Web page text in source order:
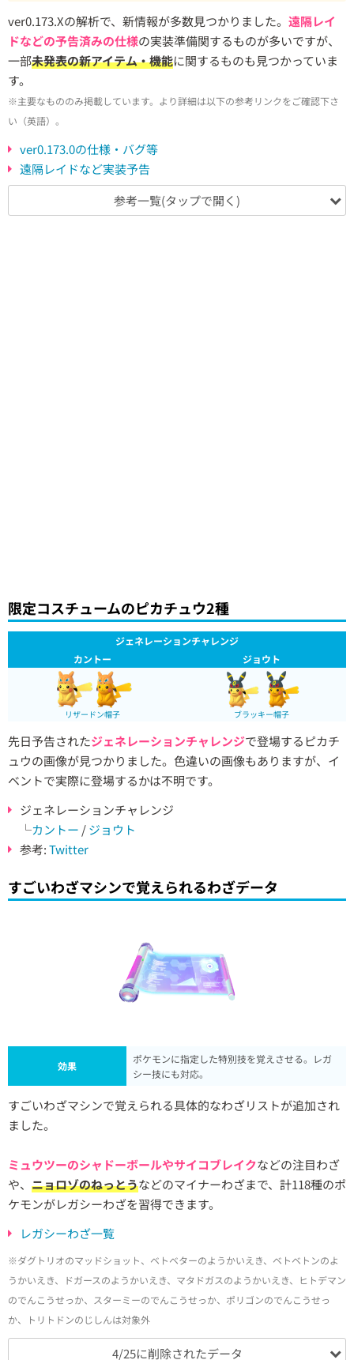
ver0.173.Xの解析で、新情報が多数見つかりました。 遠隔レイ
ドなどの予告済みの仕様の実装準備関するものが多いですが、
一部未発表の新アイテム・機能に関するものも見つかっていま
す。
※主要なもののみ掲載しています。より詳細は以下の参考リンクをご確認下さ
い（英語）。
ver0.173.0の仕様・バグ等
遠隔レイドなど実装予告
参考一覧(タップで開く)
限定コスチュームのピカチュウ2種
ジェネレーションチャレンジ
カントー
ジョウト
リザードン帽子 ブラッキー帽子
先日予告されたジェネレーションチャレンジで登場するピカチ
ュウの画像が見つかりました。色違いの画像もありますが、イ
ベントで実際に登場するかは不明です。
ジェネレーションチャレンジ
└カントー /ジョウト
参考:Twitter
すごいわざマシンで覚えられるわざデータ
効果
ポケモンに指定した特別技を覚えさせる。レガ
シー技にも対応。
すごいわざマシンで覚えられる具体的なわざリストが追加され
ました。
ミュウツーのシャドーボールやサイコブレイクなどの注目わざ
や、 ニョロゾのねっとうなどのマイナーわざまで、計118種のポ
ケモンがレガシーわざを習得できます。
レガシーわざ一覧
※ダグトリオのマッドショット、ベトベターのようかいえき、ベトベトンのよ
うかいえき、ドガースのようかいえき、マタドガスのようかいえき、ヒトデマン
のでんこうせっか、スターミーのでんこうせっか、ポリゴンのでんこうせっ
か、トリトドンのじしんは対象外
4/25に削除されたデータ